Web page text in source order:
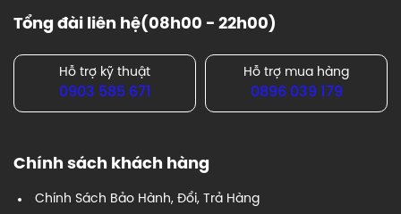
Tổng đài liên hệ(08h00 - 22h00)
Hỗ trợ kỹ thuật
0903 585 671
Hỗ trợ mua hàng
0896 039 179
Chính sách khách hàng
Chính Sách Bảo Hành, Đổi, Trả Hàng